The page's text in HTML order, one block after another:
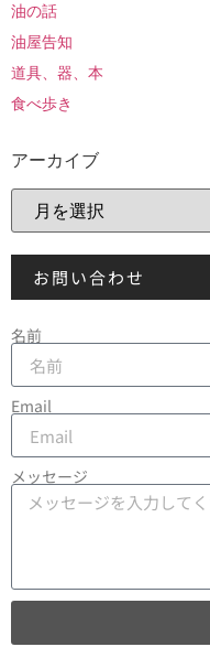
油の話
油屋告知
道具、器、本
食べ歩き
アーカイブ
お問い合わせ
名前
Email
メッセージ